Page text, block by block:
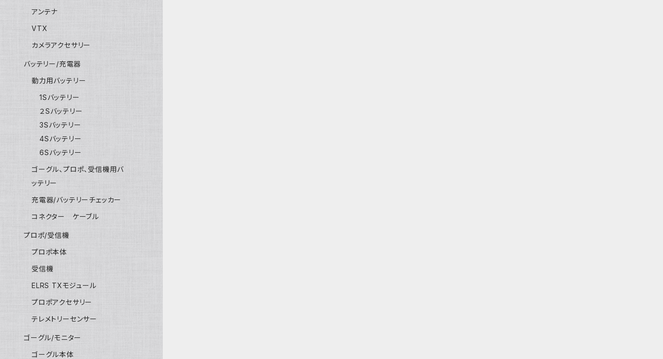
アンテナ
VTX
カメラアクセサリー
バッテリー/充電器
動力用バッテリー
1Sバッテリー
２Sバッテリー
3Sバッテリー
4Sバッテリー
6Sバッテリー
ゴーグル、プロポ、受信機用バ
ッテリー
充電器/バッテリーチェッカー
コネクター ケーブル
プロポ/受信機
プロポ本体
受信機
ELRS TXモジュール
プロポアクセサリー
テレメトリーセンサー
ゴーグル/モニター
ゴーグル本体